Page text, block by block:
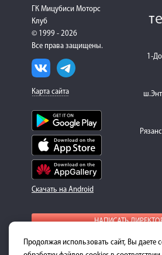
ГК Мицубиси Моторс
Клуб
© 1999 - 2026
Все права защищены.
Карта сайта
Скачать на Android
1-
НАПИСАТЬ
Для получения подробной информации
Продолжая использовать сайт, Вы даете